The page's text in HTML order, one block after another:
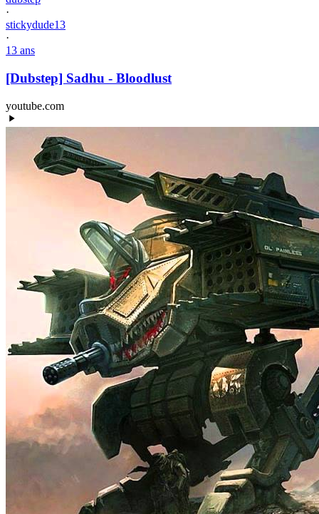
·
stickydude13
·
13 ans
[Dubstep] Sadhu - Bloodlust
youtube.com